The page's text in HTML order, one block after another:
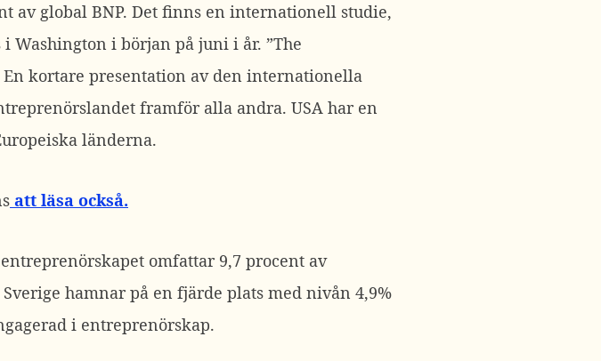
av global BNP. Det finns en internationell studie,
Washington i början på juni i år. ”The
kortare presentation av den internationella
framför alla andra. USA har en
länderna.
att läsa också.
omfattar 9,7 procent av
hamnar på en fjärde plats med nivån 4,9%
i entreprenörskap.